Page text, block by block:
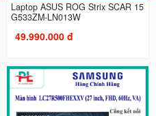
Laptop ASUS ROG Strix SCAR 15
G533ZM-LN013W
49.990.000 đ